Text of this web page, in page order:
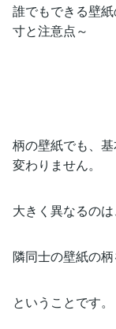
誰でもできる壁
寸と注意点～
柄の壁紙でも、
変わりません。
大きく異なるのは
隣同士の壁紙の
ということです。